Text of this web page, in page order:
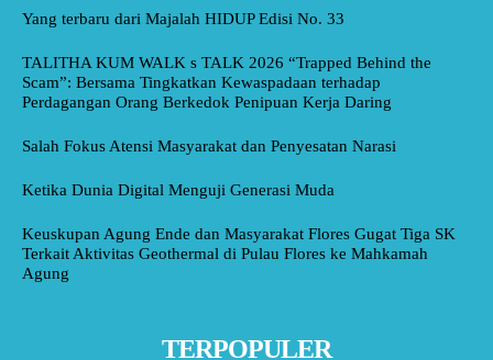
Yang terbaru dari Majalah HIDUP Edisi No. 33
TALITHA KUM WALK s TALK 2026 “Trapped Behind the
Scam”: Bersama Tingkatkan Kewaspadaan terhadap
Perdagangan Orang Berkedok Penipuan Kerja Daring
Salah Fokus Atensi Masyarakat dan Penyesatan Narasi
Ketika Dunia Digital Menguji Generasi Muda
Keuskupan Agung Ende dan Masyarakat Flores Gugat Tiga SK
Terkait Aktivitas Geothermal di Pulau Flores ke Mahkamah
Agung
TERPOPULER